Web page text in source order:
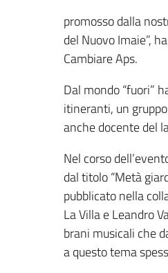
promosso dalla
del Nuovo Imaie”,
Cambiare Aps.
Dal mondo “fuori”
itineranti, un
anche docente del
Nel corso
dal titolo “Metà
pubblicato nella
La Villa e Leandro
brani musicali che
a questo tema